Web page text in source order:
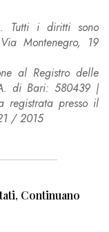
Tutti i diritti sono
Montenegro, 19
al Registro delle
di Bari: 580439 |
registrata presso il
/ 2015
Continuano